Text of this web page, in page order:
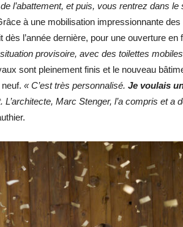
l’abattement, et puis, vous rentrez dans le
à une mobilisation impressionnante des
l’année dernière, pour une ouverture en
situation provisoire, avec des toilettes
sont pleinement finis et le nouveau
« C’est très personnalisé. Je voulais
Marc Stenger, l’a compris et a